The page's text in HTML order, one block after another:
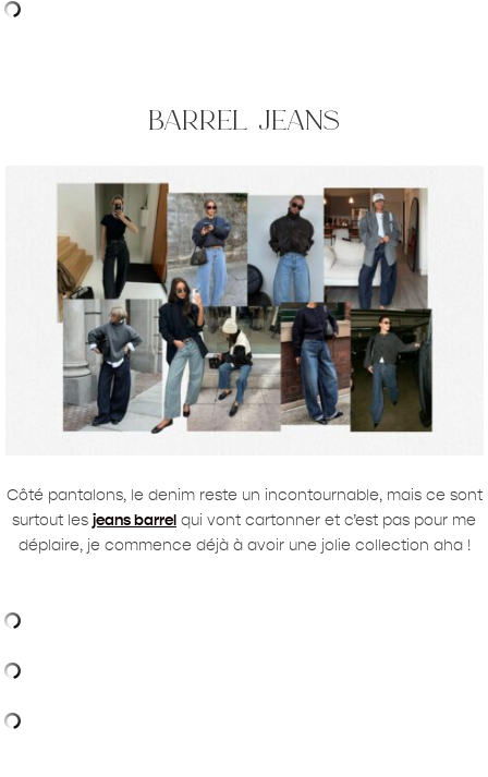
barrel jeans
Côté pantalons, le denim reste un incontournable, mais ce sont
surtout les jeans barrel qui vont cartonner et c’est pas pour me
déplaire, je commence déjà à avoir une jolie collection aha !